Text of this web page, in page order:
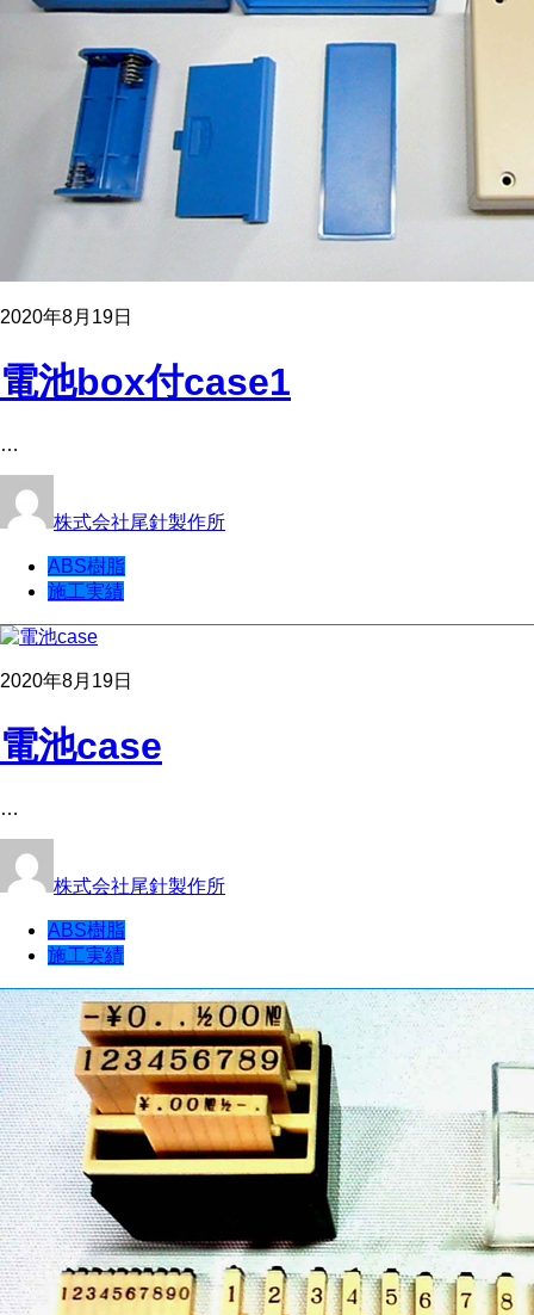
2020年8月19日
電池box付case1
…
株式会社尾針製作所
ABS樹脂
施工実績
2020年8月19日
電池case
…
株式会社尾針製作所
ABS樹脂
施工実績